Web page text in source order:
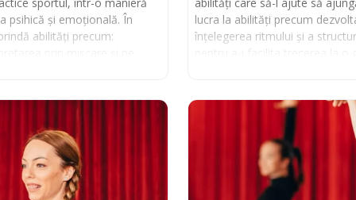
sportul, într-o manieră
psihică și emoțională. În
abilități precum:
prin mișcare și pe
abilități care să-l ajute să
lucra la abilități precum
înțelegerea ritmului și a
pentru a-i facilita trecerea la